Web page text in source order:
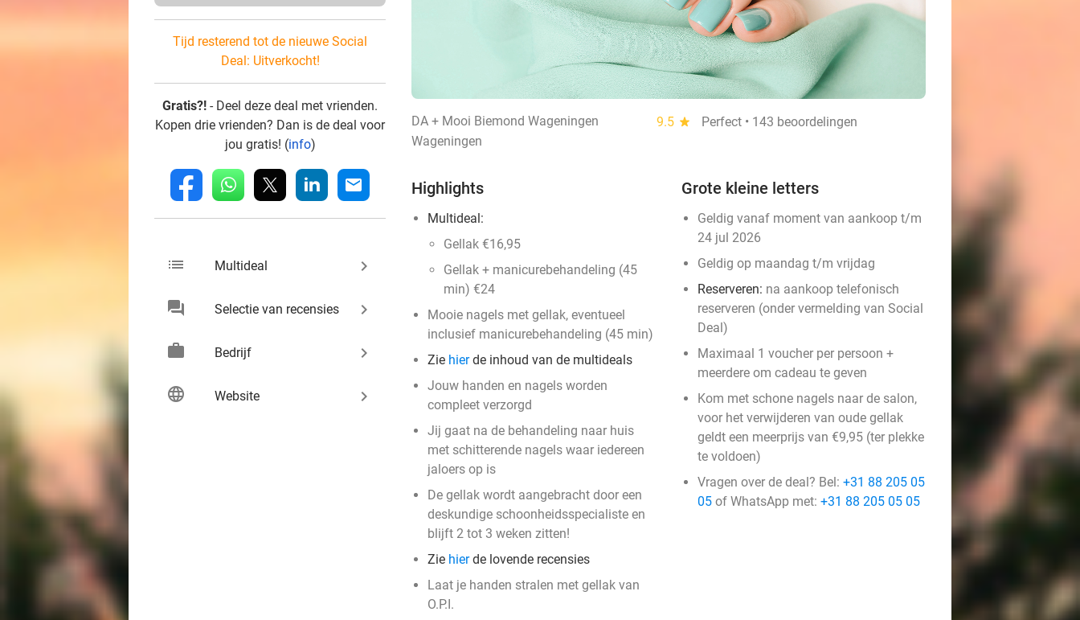
Tijd resterend tot de nieuwe Social
Deal: Uitverkocht!
Gratis?! - Deel deze deal met vrienden.
Kopen drie vrienden? Dan is de deal voor
jou gratis! (info)
fb whatsapp linkedin mail
list Multideal keyboard_arrow_right
chat Selectie van recensies keyboard_arrow_right
work Bedrijf keyboard_arrow_right
language Website keyboard_arrow_right
DA + Mooi Biemond Wageningen 9.5 star
Perfect • 143 beoordelingen
Wageningen
Highlights
Multideal:
Gellak €16,95
Gellak + manicurebehandeling (45
min) €24
Mooie nagels met gellak, eventueel
inclusief manicurebehandeling (45 min)
Zie hierde inhoud van de multideals
Jouw handen en nagels worden
compleet verzorgd
Jij gaat na de behandeling naar huis
met schitterende nagels waar iedereen
jaloers op is
De gellak wordt aangebracht door een
deskundige schoonheidsspecialiste en
blijft 2 tot 3 weken zitten!
Zie hierde lovende recensies
Laat je handen stralen met gellak van
O.P.I.
Grote kleine letters
Geldig vanaf moment van aankoop t/m
24 jul 2026
Geldig op maandag t/m vrijdag
Reserveren: na aankoop telefonisch
reserveren (onder vermelding van Social
Deal)
Maximaal 1 voucher per persoon +
meerdere om cadeau te geven
Kom met schone nagels naar de salon,
voor het verwijderen van oude gellak
geldt een meerprijs van €9,95 (ter plekke
te voldoen)
Vragen over de deal? Bel: +31 88 205 05
05 of WhatsApp met: +31 88 205 05 05